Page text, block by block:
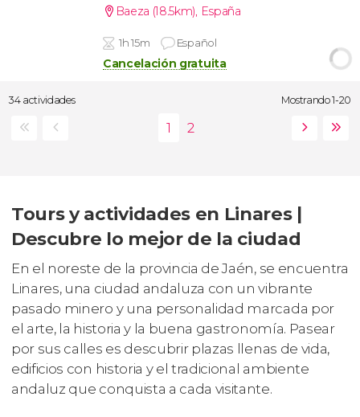
Baeza (18.5km) España
1h 15m Español
Cancelación gratuita
34 actividades Mostrando 1-20
Tours y actividades en Linares |
Descubre lo mejor de la ciudad
En el noreste de la provincia de Jaén, se encuentra
Linares, una ciudad andaluza con un vibrante
pasado minero y una personalidad marcada por
el arte, la historia y la buena gastronomía. Pasear
por sus calles es descubrir plazas llenas de vida,
edificios con historia y el tradicional ambiente
andaluz que conquista a cada visitante.